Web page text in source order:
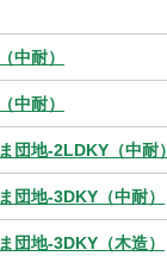
中耐）
中耐）
団地-2LDKY（中耐）
団地-3DKY（中耐）
団地-3DKY（木造）